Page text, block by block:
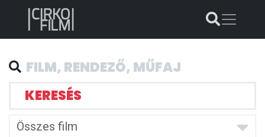
KERESÉS
Összes film